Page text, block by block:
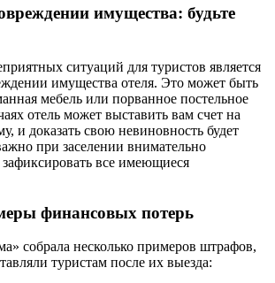
имущества: будьте
ситуаций для туристов является
имущества отеля. Это может быть
мебель или порванное постельное
отель может выставить вам счет на
и доказать свою невиновность будет
при заселении внимательно
все имеющиеся
финансовых потерь
собрала несколько примеров штрафов,
туристам после их выезда: